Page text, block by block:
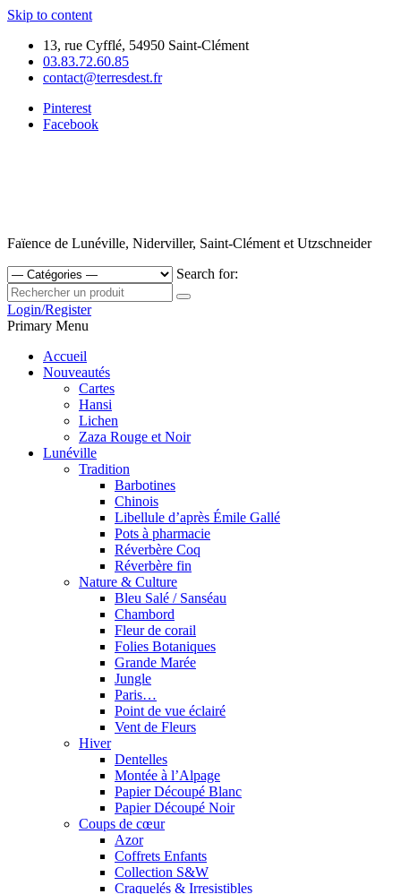
Skip to content
13, rue Cyfflé, 54950 Saint-Clément
03.83.72.60.85
contact@terresdest.fr
Pinterest
Facebook
Faïence de Lunéville, Niderviller, Saint-Clément et Utzschneider
Search for:
Login/Register
Primary Menu
Accueil
Nouveautés
Cartes
Hansi
Lichen
Zaza Rouge et Noir
Lunéville
Tradition
Barbotines
Chinois
Libellule d’après Émile Gallé
Pots à pharmacie
Réverbère Coq
Réverbère fin
Nature & Culture
Bleu Salé / Sanséau
Chambord
Fleur de corail
Folies Botaniques
Grande Marée
Jungle
Paris…
Point de vue éclairé
Vent de Fleurs
Hiver
Dentelles
Montée à l’Alpage
Papier Découpé Blanc
Papier Découpé Noir
Coups de cœur
Azor
Coffrets Enfants
Collection S&W
Craquelés & Irresistibles